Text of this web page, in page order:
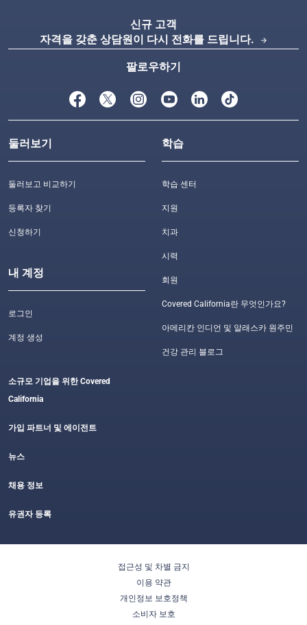
신규 고객
자격을 갖춘 상담원이 다시 전화를 드립니다.
arrow_forward
팔로우하기
둘러보기
둘러보고 비교하기
등록자 찾기
신청하기
내 계정
로그인
계정 생성
소규모 기업을 위한 Covered
California
가입 파트너 및 에이전트
뉴스
채용 정보
유권자 등록
학습
학습 센터
지원
치과
시력
회원
Covered California란 무엇인가요?
아메리칸 인디언 및 알래스카 원주민
건강 관리 블로그
접근성 및 차별 금지
이용 약관
개인정보 보호정책
소비자 보호